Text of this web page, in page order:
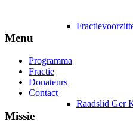
Raadslid Ger
Menu
Programma
Fractie
Donateurs
Contact
Missie